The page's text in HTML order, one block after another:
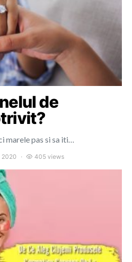
de
marele pas si sa iti…
2020 405 views